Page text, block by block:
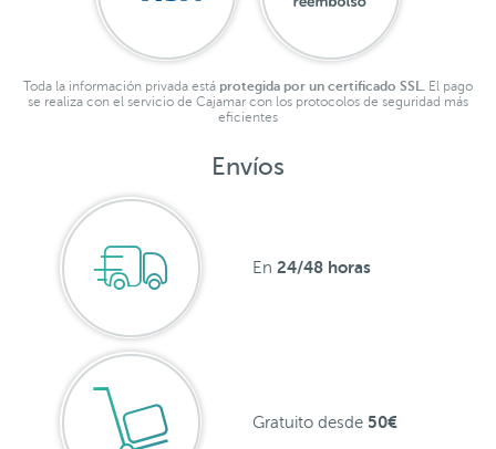
Toda la información privada está protegida por un certificado SSL. El pago
se realiza con el servicio de Cajamar con los protocolos de seguridad más
eficientes
Envíos
En 24/48 horas
Gratuito desde 50€